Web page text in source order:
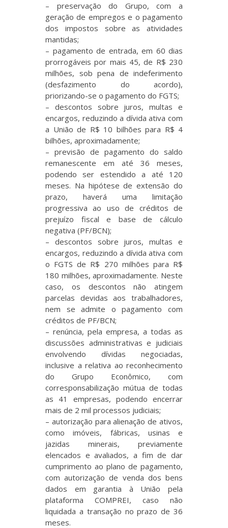
– preservação do Grupo, com a
geração de empregos e o pagamento
dos impostos sobre as atividades
mantidas;
– pagamento de entrada, em 60 dias
prorrogáveis por mais 45, de R$ 230
milhões, sob pena de indeferimento
(desfazimento do acordo),
priorizando-se o pagamento do FGTS;
– descontos sobre juros, multas e
encargos, reduzindo a dívida ativa com
a União de R$ 10 bilhões para R$ 4
bilhões, aproximadamente;
– previsão de pagamento do saldo
remanescente em até 36 meses,
podendo ser estendido a até 120
meses. Na hipótese de extensão do
prazo, haverá uma limitação
progressiva ao uso de créditos de
prejuízo fiscal e base de cálculo
negativa (PF/BCN);
– descontos sobre juros, multas e
encargos, reduzindo a dívida ativa com
o FGTS de R$ 270 milhões para R$
180 milhões, aproximadamente. Neste
caso, os descontos não atingem
parcelas devidas aos trabalhadores,
nem se admite o pagamento com
créditos de PF/BCN;
– renúncia, pela empresa, a todas as
discussões administrativas e judiciais
envolvendo dívidas negociadas,
inclusive a relativa ao reconhecimento
do Grupo Econômico, com
corresponsabilização mútua de todas
as 41 empresas, podendo encerrar
mais de 2 mil processos judiciais;
– autorização para alienação de ativos,
como imóveis, fábricas, usinas e
jazidas minerais, previamente
elencados e avaliados, a fim de dar
cumprimento ao plano de pagamento,
com autorização de venda dos bens
dados em garantia à União pela
plataforma COMPREI, caso não
liquidada a transação no prazo de 36
meses.